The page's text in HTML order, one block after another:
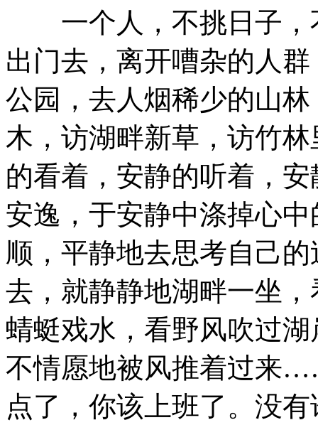
一个人，不挑日子，
出门去，离开嘈杂的人
公园，去人烟稀少的山
木，访湖畔新草，访竹
的看着，安静的听着，
安逸，于安静中涤掉心
顺，平静地去思考自己
去，就静静地湖畔一坐
蜻蜓戏水，看野风吹过
不情愿地被风推着过来
点了，你该上班了。没